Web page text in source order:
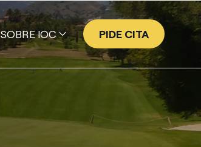
SOBRE IOC
EQUIPO
PIDE CITA